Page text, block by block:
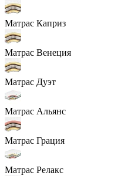
Матрас Каприз
Матрас Венеция
Матрас Дуэт
Матрас Альянс
Матрас Грация
Матрас Релакс